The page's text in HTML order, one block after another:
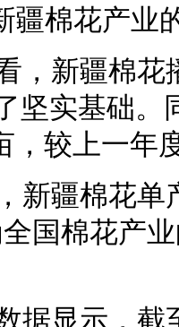
疆棉花产业
，新疆棉
坚实基础。
，较上一年
新疆棉花单
国棉花产
据显示，